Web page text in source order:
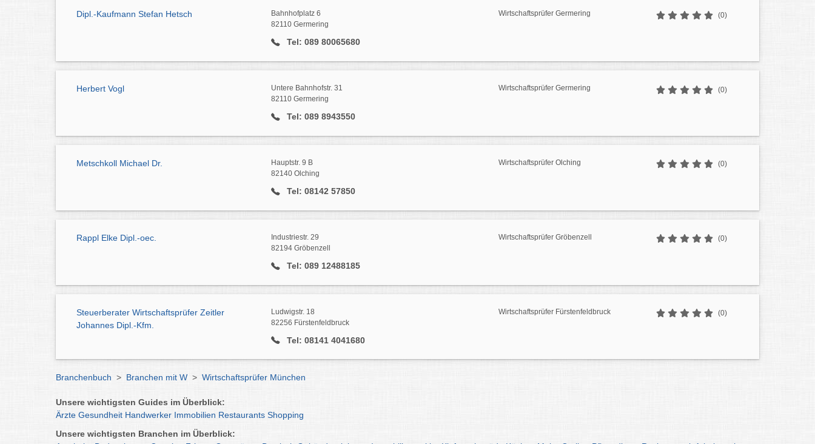
Dipl.-Kaufmann Stefan Hetsch
Bahnhofplatz 6
82110 Germering
Tel: 089 80065680
Wirtschaftsprüfer Germering (0)
Herbert Vogl
Untere Bahnhofstr. 31
82110 Germering
Tel: 089 8943550
Wirtschaftsprüfer Germering (0)
Metschkoll Michael Dr.
Hauptstr. 9 B
82140 Olching
Tel: 08142 57850
Wirtschaftsprüfer Olching (0)
Rappl Elke Dipl.-oec.
Industriestr. 29
82194 Gröbenzell
Tel: 089 12488185
Wirtschaftsprüfer Gröbenzell (0)
Steuerberater Wirtschaftsprüfer Zeitler
Johannes Dipl.-Kfm.
Ludwigstr. 18
82256 Fürstenfeldbruck
Tel: 08141 4041680
Wirtschaftsprüfer Fürstenfeldbruck (0)
Branchenbuch > Branchen mit W > Wirtschaftsprüfer München
Unsere wichtigsten Guides im Überblick:
Ärzte Gesundheit Handwerker Immobilien Restaurants Shopping
Unsere wichtigsten Branchen im Überblick: